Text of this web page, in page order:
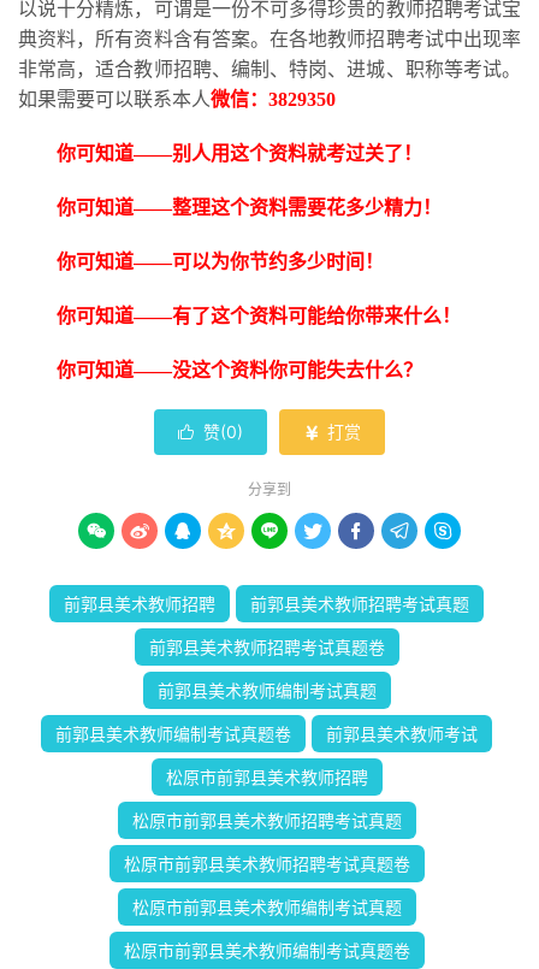
以说十分精炼，可谓是一份不可多得珍贵的教师招聘考试宝
典资料，所有资料含有答案。在各地教师招聘考试中出现率
非常高，适合教师招聘、编制、特岗、进城、职称等考试。
如果需要可以联系本人微信： 3829350
你可知道——别人用这个资料就考过关了！
你可知道——整理这个资料需要花多少精力！
你可知道——可以为你节约多少时间！
你可知道——有了这个资料可能给你带来什么！
你可知道——没这个资料你可能失去什么？
 赞(0)  打赏
分享到
        
前郭县美术教师招聘 前郭县美术教师招聘考试真题
前郭县美术教师招聘考试真题卷
前郭县美术教师编制考试真题
前郭县美术教师编制考试真题卷 前郭县美术教师考试
松原市前郭县美术教师招聘
松原市前郭县美术教师招聘考试真题
松原市前郭县美术教师招聘考试真题卷
松原市前郭县美术教师编制考试真题
松原市前郭县美术教师编制考试真题卷